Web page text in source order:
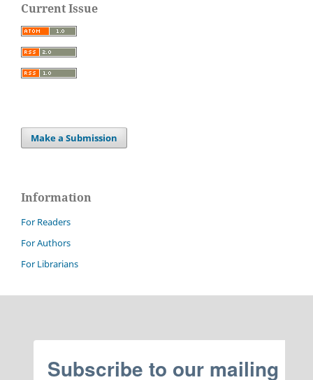
Current Issue
Make a Submission
Information
For Readers
For Authors
For Librarians